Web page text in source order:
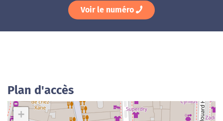
Voir le numéro
Plan d'accès
+